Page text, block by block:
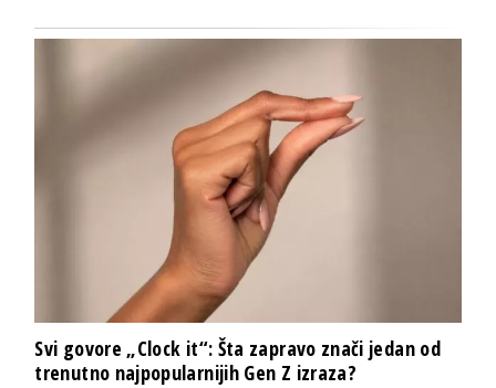
Svi govore „Clock it“: Šta zapravo znači jedan od
trenutno najpopularnijih Gen Z izraza?